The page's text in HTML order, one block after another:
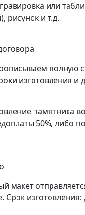
или
рисунок и т.д.
полную
изготовления и
памятника
50%, либо
макет
Срок